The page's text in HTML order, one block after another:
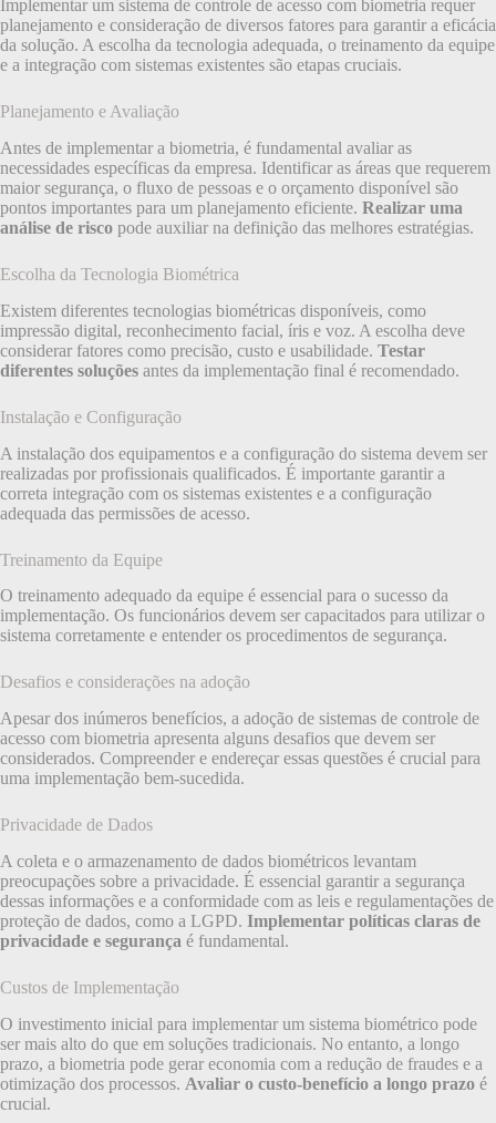
Implementar um sistema de controle de acesso com biometria requer
planejamento e consideração de diversos fatores para garantir a eficácia
da solução. A escolha da tecnologia adequada, o treinamento da equipe
e a integração com sistemas existentes são etapas cruciais.
Planejamento e Avaliação
Antes de implementar a biometria, é fundamental avaliar as
necessidades específicas da empresa. Identificar as áreas que requerem
maior segurança, o fluxo de pessoas e o orçamento disponível são
pontos importantes para um planejamento eficiente. Realizar uma
análise de risco pode auxiliar na definição das melhores estratégias.
Escolha da Tecnologia Biométrica
Existem diferentes tecnologias biométricas disponíveis, como
impressão digital, reconhecimento facial, íris e voz. A escolha deve
considerar fatores como precisão, custo e usabilidade. Testar
diferentes soluções antes da implementação final é recomendado.
Instalação e Configuração
A instalação dos equipamentos e a configuração do sistema devem ser
realizadas por profissionais qualificados. É importante garantir a
correta integração com os sistemas existentes e a configuração
adequada das permissões de acesso.
Treinamento da Equipe
O treinamento adequado da equipe é essencial para o sucesso da
implementação. Os funcionários devem ser capacitados para utilizar o
sistema corretamente e entender os procedimentos de segurança.
Desafios e considerações na adoção
Apesar dos inúmeros benefícios, a adoção de sistemas de controle de
acesso com biometria apresenta alguns desafios que devem ser
considerados. Compreender e endereçar essas questões é crucial para
uma implementação bem-sucedida.
Privacidade de Dados
A coleta e o armazenamento de dados biométricos levantam
preocupações sobre a privacidade. É essencial garantir a segurança
dessas informações e a conformidade com as leis e regulamentações de
proteção de dados, como a LGPD. Implementar políticas claras de
privacidade e segurança é fundamental.
Custos de Implementação
O investimento inicial para implementar um sistema biométrico pode
ser mais alto do que em soluções tradicionais. No entanto, a longo
prazo, a biometria pode gerar economia com a redução de fraudes e a
otimização dos processos. Avaliar o custo-benefício a longo prazo é
crucial.